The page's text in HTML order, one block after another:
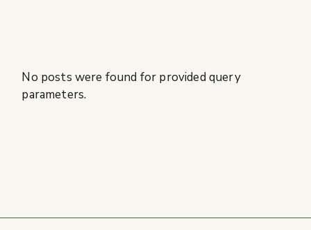
No posts were found for provided query
parameters.